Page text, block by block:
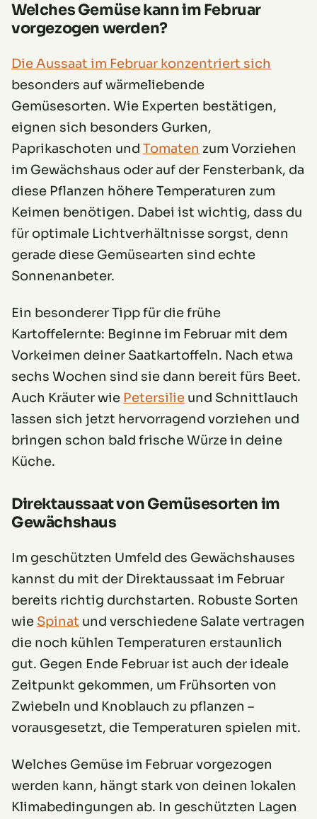
Welches Gemüse kann im Februar
vorgezogen werden?
Die Aussaat im Februar konzentriert sich
besonders auf wärmeliebende
Gemüsesorten. Wie Experten bestätigen,
eignen sich besonders Gurken,
Paprikaschoten und Tomaten zum Vorziehen
im Gewächshaus oder auf der Fensterbank, da
diese Pflanzen höhere Temperaturen zum
Keimen benötigen. Dabei ist wichtig, dass du
für optimale Lichtverhältnisse sorgst, denn
gerade diese Gemüsearten sind echte
Sonnenanbeter.
Ein besonderer Tipp für die frühe
Kartoffelernte: Beginne im Februar mit dem
Vorkeimen deiner Saatkartoffeln. Nach etwa
sechs Wochen sind sie dann bereit fürs Beet.
Auch Kräuter wie Petersilie und Schnittlauch
lassen sich jetzt hervorragend vorziehen und
bringen schon bald frische Würze in deine
Küche.
Direktaussaat von Gemüsesorten im
Gewächshaus
Im geschützten Umfeld des Gewächshauses
kannst du mit der Direktaussaat im Februar
bereits richtig durchstarten. Robuste Sorten
wie Spinat und verschiedene Salate vertragen
die noch kühlen Temperaturen erstaunlich
gut. Gegen Ende Februar ist auch der ideale
Zeitpunkt gekommen, um Frühsorten von
Zwiebeln und Knoblauch zu pflanzen –
vorausgesetzt, die Temperaturen spielen mit.
Welches Gemüse im Februar vorgezogen
werden kann, hängt stark von deinen lokalen
Klimabedingungen ab. In geschützten Lagen